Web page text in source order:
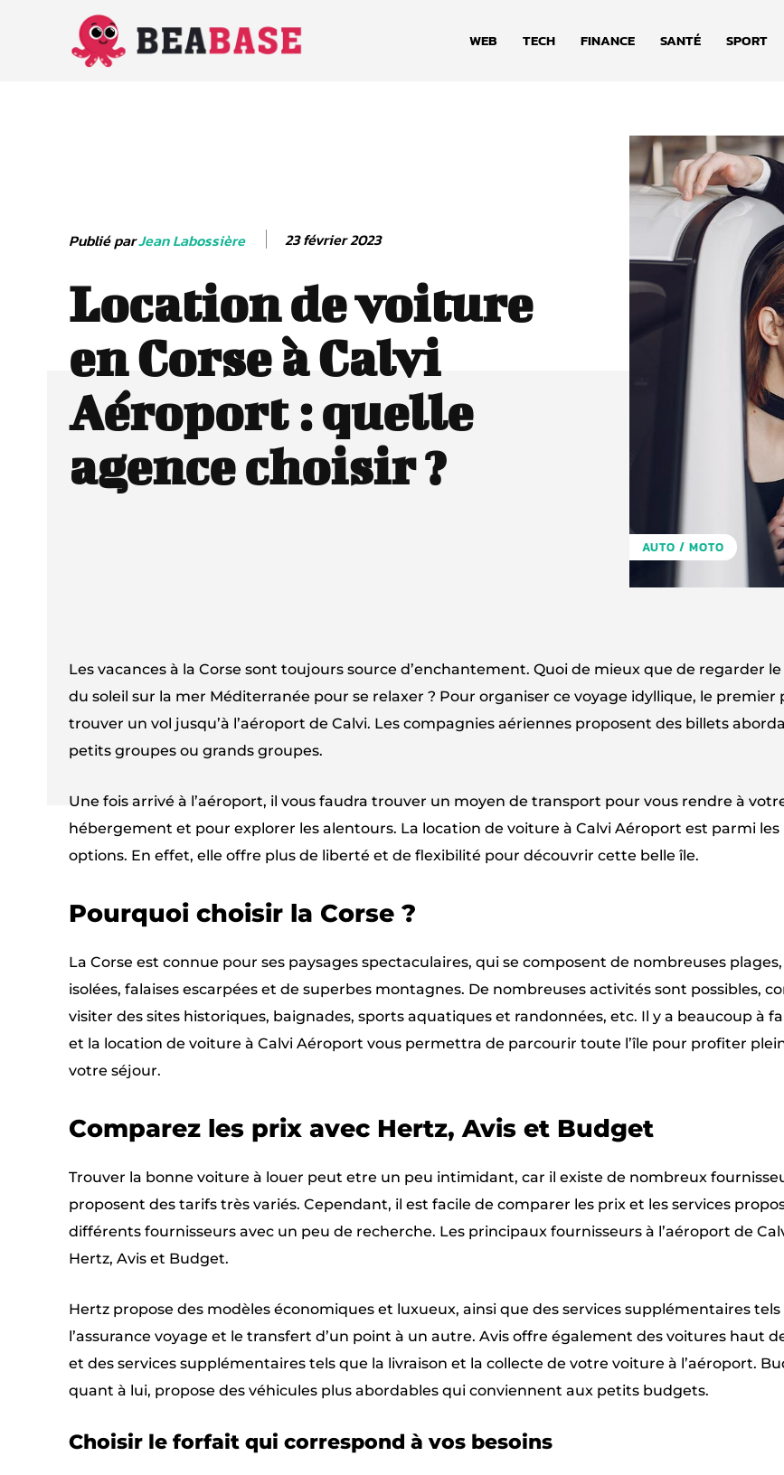
WEB TECH FINANCE SANTÉ SPORT
Publié parJean Labossière 23 février 2023
Location de voiture
en Corse à Calvi
Aéroport : quelle
agence choisir ?
AUTO / MOTO
Les vacances à la Corse sont toujours source d’enchantement. Quoi de mieux que de regarder
du soleil sur la mer Méditerranée pour se relaxer ? Pour organiser ce voyage idyllique, le premier
trouver un vol jusqu’à l’aéroport de Calvi. Les compagnies aériennes proposent des billets
petits groupes ou grands groupes.
Une fois arrivé à l’aéroport, il vous faudra trouver un moyen de transport pour vous rendre à
hébergement et pour explorer les alentours. La location de voiture à Calvi Aéroport est parmi les
options. En effet, elle offre plus de liberté et de flexibilité pour découvrir cette belle île.
Pourquoi choisir la Corse ?
La Corse est connue pour ses paysages spectaculaires, qui se composent de nombreuses
isolées, falaises escarpées et de superbes montagnes. De nombreuses activités sont possibles,
visiter des sites historiques, baignades, sports aquatiques et randonnées, etc. Il y a beaucoup à
et la location de voiture à Calvi Aéroport vous permettra de parcourir toute l’île pour profiter
votre séjour.
Comparez les prix avec Hertz, Avis et Budget
Trouver la bonne voiture à louer peut etre un peu intimidant, car il existe de nombreux
proposent des tarifs très variés. Cependant, il est facile de comparer les prix et les services
différents fournisseurs avec un peu de recherche. Les principaux fournisseurs à l’aéroport de
Hertz, Avis et Budget.
Hertz propose des modèles économiques et luxueux, ainsi que des services supplémentaires tels
l’assurance voyage et le transfert d’un point à un autre. Avis offre également des voitures haut
et des services supplémentaires tels que la livraison et la collecte de votre voiture à l’aéroport.
quant à lui, propose des véhicules plus abordables qui conviennent aux petits budgets.
Choisir le forfait qui correspond à vos besoins